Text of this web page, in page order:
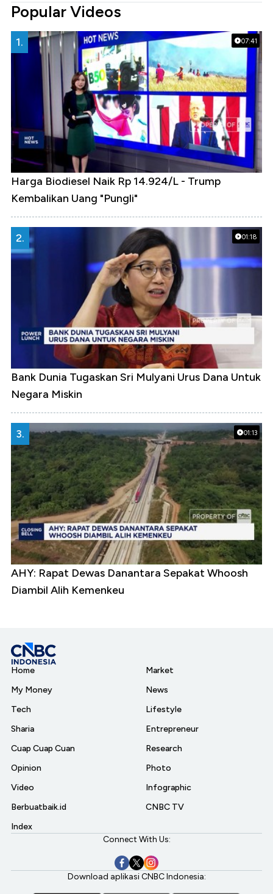
Popular Videos
07:41
1.
Harga Biodiesel Naik Rp 14.924/L - Trump
Kembalikan Uang "Pungli"
01:18
2.
Bank Dunia Tugaskan Sri Mulyani Urus Dana Untuk
Negara Miskin
01:13
3.
AHY: Rapat Dewas Danantara Sepakat Whoosh
Diambil Alih Kemenkeu
Home
My Money
Tech
Sharia
Cuap Cuap Cuan
Opinion
Video
Berbuatbaik.id
Index
Market
News
Lifestyle
Entrepreneur
Research
Photo
Infographic
CNBC TV
Connect With Us:
Download aplikasi CNBC Indonesia: